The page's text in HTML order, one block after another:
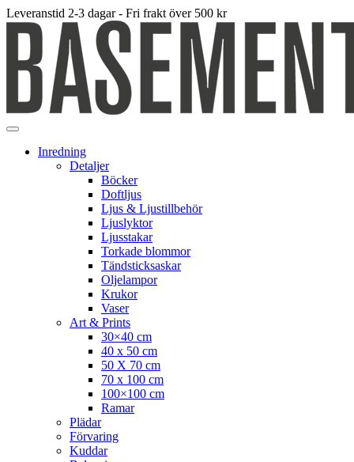
Leveranstid 2-3 dagar - Fri frakt över 500 kr
Inredning
Detaljer
Böcker
Doftljus
Ljus & Ljustillbehör
Ljuslyktor
Ljusstakar
Torkade blommor
Tändsticksaskar
Oljelampor
Krukor
Vaser
Art & Prints
30×40 cm
40 x 50 cm
50 X 70 cm
70 x 100 cm
100×100 cm
Ramar
Plädar
Förvaring
Kuddar